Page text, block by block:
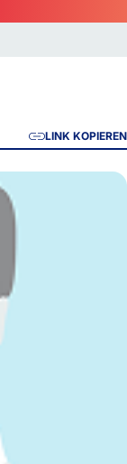
LINK KOPIEREN